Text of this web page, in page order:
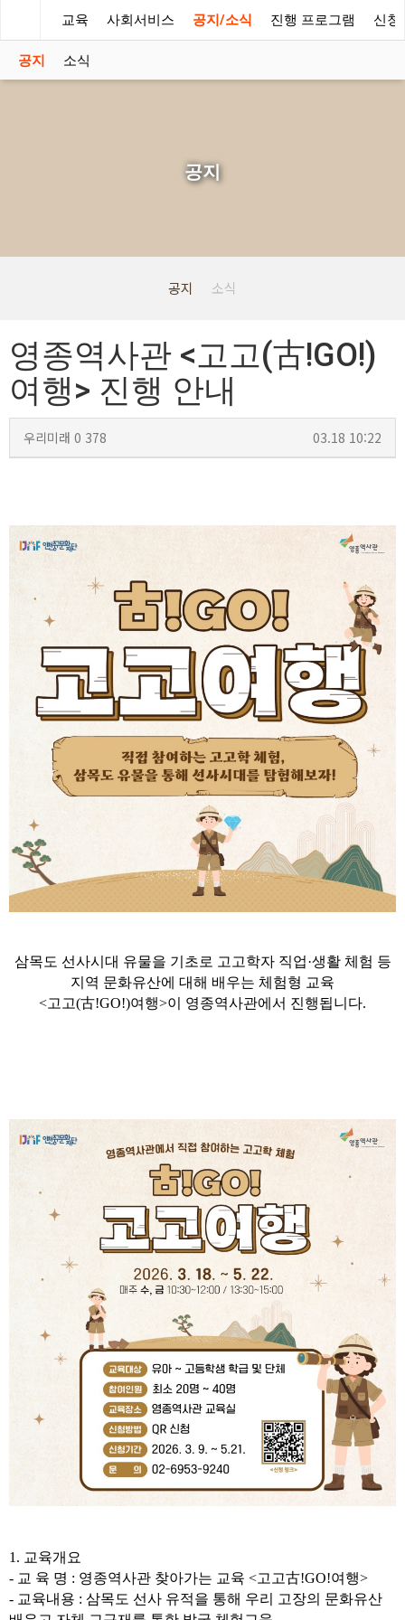
우리미래
교육 사회서비스 공지/소식 진행 프로그램 신청
공지 소식
공지
공지 소식
영종역사관 <고고(古!GO!)
여행> 진행 안내
우리미래 0 378 03.18 10:22
삼목도 선사시대 유물을 기초로 고고학자 직업·생활 체험 등
지역 문화유산에 대해 배우는 체험형 교육
<고고(古!GO!)여행>이 영종역사관에서 진행됩니다.
1. 교육개요
- 교 육 명 : 영종역사관 찾아가는 교육 <고고古!GO!여행>
- 교육내용 : 삼목도 선사 유적을 통해 우리 고장의 문화유산